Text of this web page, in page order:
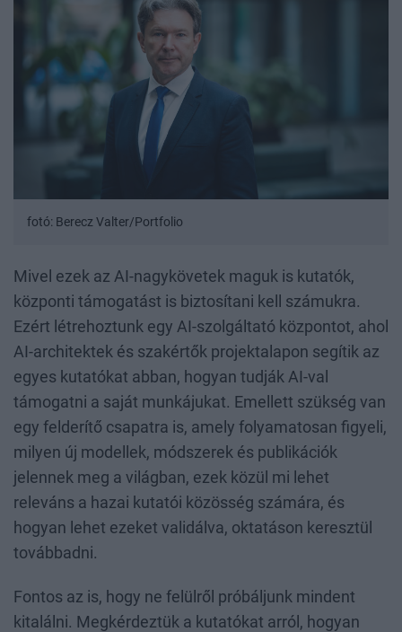
fotó: Berecz Valter/Portfolio
Mivel ezek az AI-nagykövetek maguk is kutatók,
központi támogatást is biztosítani kell számukra.
Ezért létrehoztunk egy AI-szolgáltató központot, ahol
AI-architektek és szakértők projektalapon segítik az
egyes kutatókat abban, hogyan tudják AI-val
támogatni a saját munkájukat. Emellett szükség van
egy felderítő csapatra is, amely folyamatosan figyeli,
milyen új modellek, módszerek és publikációk
jelennek meg a világban, ezek közül mi lehet
releváns a hazai kutatói közösség számára, és
hogyan lehet ezeket validálva, oktatáson keresztül
továbbadni.
Fontos az is, hogy ne felülről próbáljunk mindent
kitalálni. Megkérdeztük a kutatókat arról, hogyan